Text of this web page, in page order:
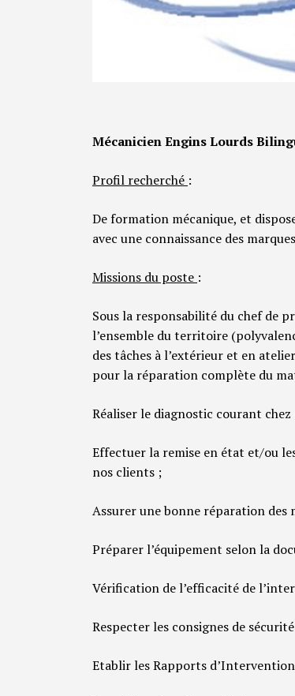
Mécanicien Engins Lourds
Profil recherché :
De formation mécanique, et
avec une connaissance des
Missions du poste :
Sous la responsabilité du chef de
l’ensemble du territoire
des tâches à l’extérieur et en
pour la réparation complète du
Réaliser le diagnostic courant
Effectuer la remise en état et/ou
nos clients ;
Assurer une bonne réparation des
Préparer l’équipement selon la
Vérification de l’efficacité de
Respecter les consignes de
Etablir les Rapports